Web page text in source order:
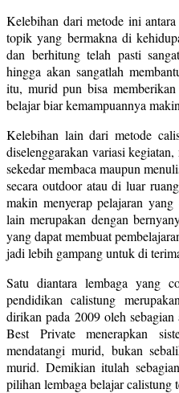
Kelebihan dari metode ini
topik yang bermakna di
dan berhitung telah pasti
hingga akan sangatlah
itu, murid pun bisa
belajar biar kemampuannya
Kelebihan lain dari metode
diselenggarakan variasi
sekedar membaca maupun
secara outdoor atau di luar
makin menyerap pelajaran
lain merupakan dengan
yang dapat membuat
jadi lebih gampang untuk di
Satu diantara lembaga yang
pendidikan calistung
dirikan pada 2009 oleh
Best Private menerapkan
mendatangi murid, bukan
murid. Demikian itulah
pilihan lembaga belajar calistung